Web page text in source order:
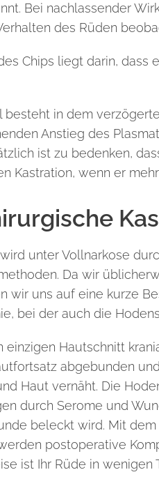
Bei nachlassender
des Rüden
Chips liegt darin,
besteht in dem
Anstieg des
ist zu bedenken,
Kastration, wenn er
unter Vollnarkose
Da wir
wir uns auf eine kurze
bei der auch die
einzigen Hautschnitt
abgebunden
Haut vernäht. Die
durch Serome und
beleckt wird. Mit
postoperative
ist Ihr Rüde in wenigen